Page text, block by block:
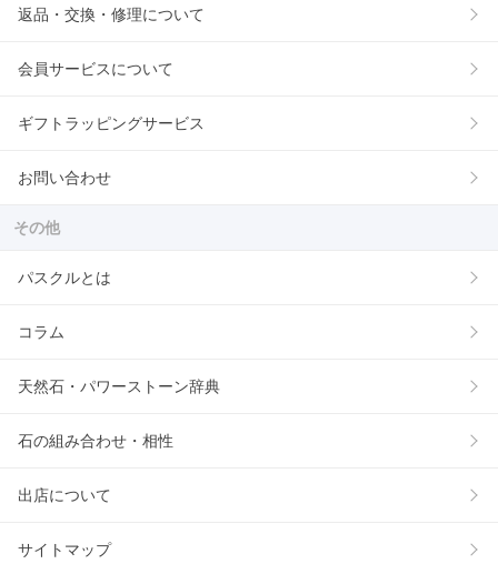
返品・交換・修理について
会員サービスについて
ギフトラッピングサービス
お問い合わせ
その他
パスクルとは
コラム
天然石・パワーストーン辞典
石の組み合わせ・相性
出店について
サイトマップ